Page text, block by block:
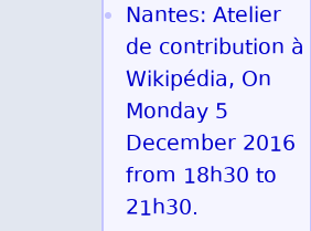
Nantes: Atelier
de contribution à
Wikipédia, On
Monday 5
December 2016
from 18h30 to
21h30.